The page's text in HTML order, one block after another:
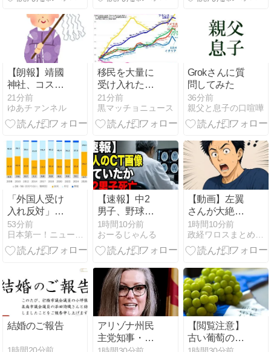
くなってしま
うので、値下
げして売り切
ることにしま
した」
には飽き飽き
していて、野
菜不足も感じ
ていた」→時
事通信タイト
ル「パンに飽
き飽き」
禁止用語に指
定するべき」
【朗報】靖國
神社、コスプ
レ・軍装が禁
止に！
21分前
ゆあチァンネル
移民を大量に
受け入れた先
進国は大きな
経済的恩恵を
享受→データ
日本一人負け
示される
21分前
黒マッチョニュース
Grokさんに質
問してみた
36分前
親父と息子の口喧嘩
「外国人受け
入れ反対」大
幅増 東大調
査、若い世代
で多く
53分前
【速報】中2
男子、野球部
の練習中に頭
部を強打しCT
検査→70代医
です」→中学
生死亡「他人
のCT画像みて
ました」
1時間10分前
おーるじゃんる
【動画】左翼
さんが大絶賛
する”人権大
国”ドイツの警
察、極左活動
的対処」が力
強すぎるとネ
ットで話題に
→ ｗｗｗｗｗ
ｗｗｗ
1時間10分前
結婚のご報告
アリゾナ州民
主党知事・ケ
【閲覧注意】
古い葡萄の幹